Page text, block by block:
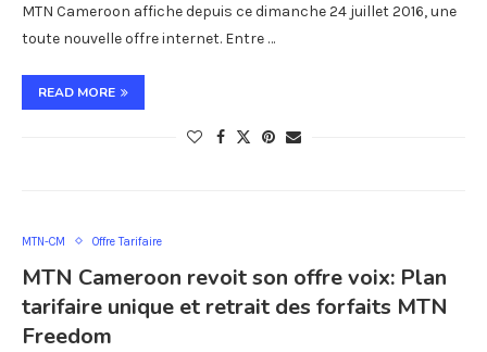
MTN Cameroon affiche depuis ce dimanche 24 juillet 2016, une
toute nouvelle offre internet. Entre …
READ MORE
MTN-CM Offre Tarifaire
MTN Cameroon revoit son offre voix: Plan
tarifaire unique et retrait des forfaits MTN
Freedom